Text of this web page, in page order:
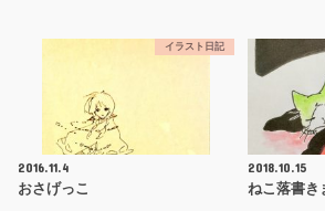
イラスト日記
2016.11.4
おさげっこ
2018.10.15
ねこ落書き